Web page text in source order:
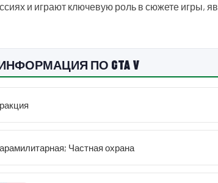
и играют ключевую роль в сюжете игры,
ИНФОРМАЦИЯ ПО GTA V
Частная охрана